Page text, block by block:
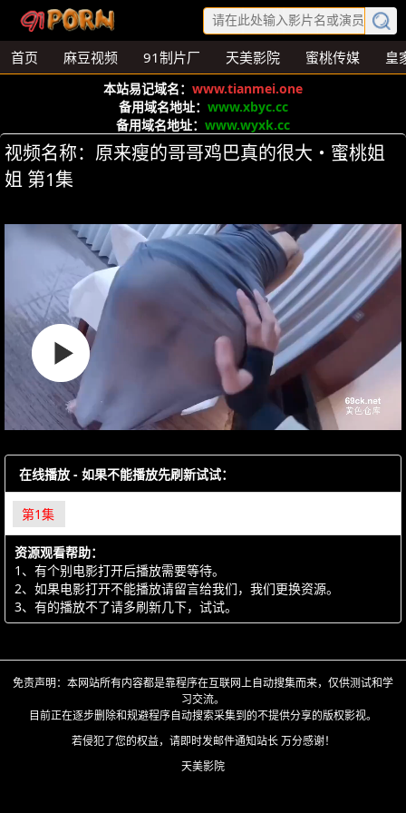
首页 麻豆视频 91制片厂 天美影院 蜜桃传媒 皇
本站易记域名： www.tianmei.one
备用域名地址： www.xbyc.cc
备用域名地址： www.wyxk.cc
视频名称：原来瘦的哥哥鸡巴真的很大・蜜桃姐
姐 第1集
在线播放 - 如果不能播放先刷新试试：
第1集
资源观看帮助：
1、有个别电影打开后播放需要等待。
2、如果电影打开不能播放请留言给我们，我们更换资源。
3、有的播放不了请多刷新几下，试试。
免责声明：本网站所有内容都是靠程序在互联网上自动搜集而来，仅供测试和学
习交流。
目前正在逐步删除和规避程序自动搜索采集到的不提供分享的版权影视。
若侵犯了您的权益，请即时发邮件通知站长 万分感谢！
天美影院